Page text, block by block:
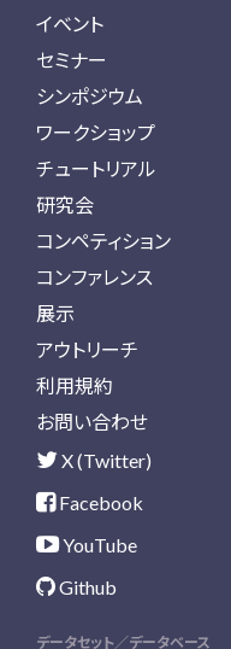
イベント
セミナー
シンポジウム
ワークショップ
チュートリアル
研究会
コンペティション
コンファレンス
展示
アウトリーチ
利用規約
お問い合わせ
X (Twitter)
Facebook
YouTube
Github
データセット／データベース